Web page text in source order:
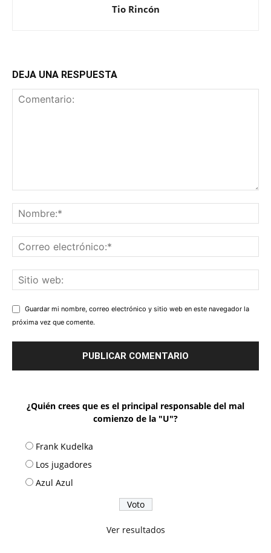
Tio Rincón
DEJA UNA RESPUESTA
Guardar mi nombre, correo electrónico y sitio web en este navegador la
próxima vez que comente.
¿Quién crees que es el principal responsable del mal
comienzo de la "U"?
Frank Kudelka
Los jugadores
Azul Azul
Ver resultados